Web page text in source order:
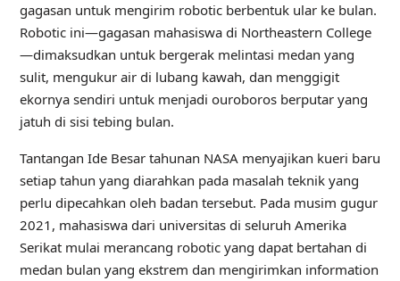
gagasan untuk mengirim robotic berbentuk ular ke bulan.
Robotic ini—gagasan mahasiswa di Northeastern College
—dimaksudkan untuk bergerak melintasi medan yang
sulit, mengukur air di lubang kawah, dan menggigit
ekornya sendiri untuk menjadi ouroboros berputar yang
jatuh di sisi tebing bulan.
Tantangan Ide Besar tahunan NASA menyajikan kueri baru
setiap tahun yang diarahkan pada masalah teknik yang
perlu dipecahkan oleh badan tersebut. Pada musim gugur
2021, mahasiswa dari universitas di seluruh Amerika
Serikat mulai merancang robotic yang dapat bertahan di
medan bulan yang ekstrem dan mengirimkan information